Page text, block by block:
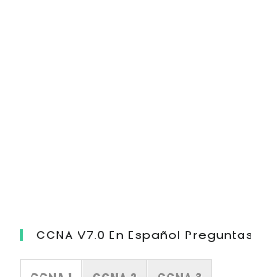
CCNA V7.0 En Español